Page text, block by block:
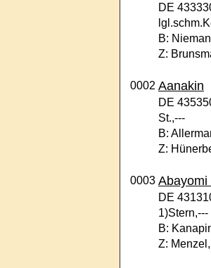
DE
B:
Z:
0002 Aanakin
DE
St.,---
B:
Z:
0003 Abayomi
DE
B:
Z: